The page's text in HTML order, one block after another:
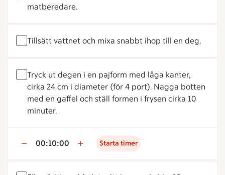
matberedare.
Tillsätt vattnet och mixa snabbt ihop till en deg.
Tryck ut degen i en pajform med låga kanter,
cirka 24 cm i diameter (för 4 port). Nagga botten
med en gaffel och ställ formen i frysen cirka 10
minuter.
00:10:00 Starta timer